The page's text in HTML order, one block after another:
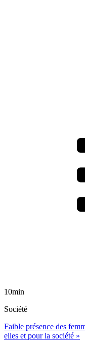
10min
Société
Faible présence des
elles et pour la société »